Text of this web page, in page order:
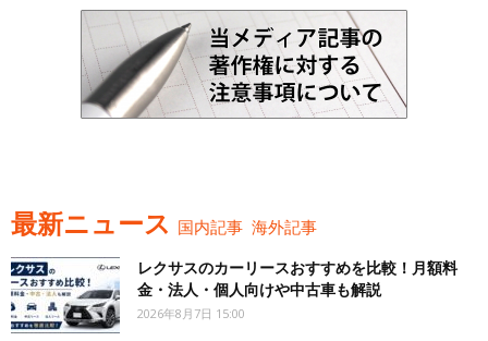
最新ニュース 国内記事 海外記事
レクサスのカーリースおすすめを比較！月額料
金・法人・個人向けや中古車も解説
2026年8月7日 15:00